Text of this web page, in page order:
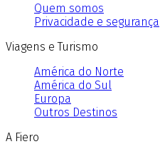
Quem somos
Privacidade e segurança
Viagens e Turismo
América do Norte
América do Sul
Europa
Outros Destinos
A Fiero